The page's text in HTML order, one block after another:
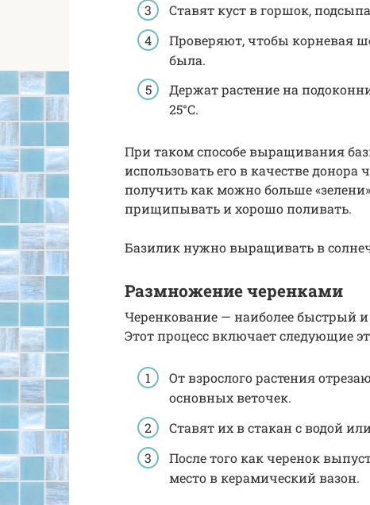
Ставят куст в горшок,
Проверяют, чтобы корневая
была.
Держат растение на
25°C.
При таком способе выращивания
использовать его в качестве
получить как можно больше
прищипывать и хорошо поливать.
Базилик нужно выращивать в
Размножение черенками
Черенкование — наиболее быстрый
Этот процесс включает следующие
От взрослого растения
основных веточек.
Ставят их в стакан с водой
После того как черенок
место в керамический вазон.